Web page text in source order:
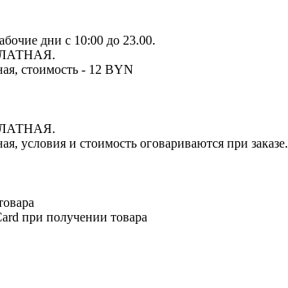
дни с 10:00 до 23.00.
стоимость - 12 BYN
условия и стоимость оговариваются при заказе.
при получении товара